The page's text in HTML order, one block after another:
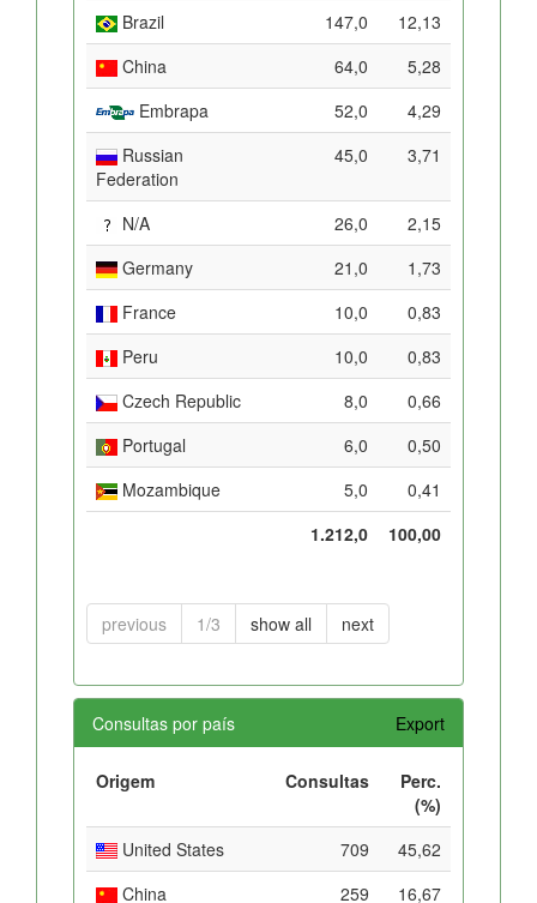
Brazil
147,0
12,13
China
64,0
5,28
Embrapa
52,0
4,29
Russian
Federation
45,0 3,71
N/A 26,0
2,15
Germany
21,0
1,73
France
10,0
0,83
Peru
10,0
0,83
Czech Republic
8,0
0,66
Portugal
6,0
0,50
Mozambique
5,0
0,41
1.212,0
100,00
previous 1/3 show all next
Consultas por país Export
Origem Consultas
Perc.
(%)
United States
709
45,62
China
259
16,67